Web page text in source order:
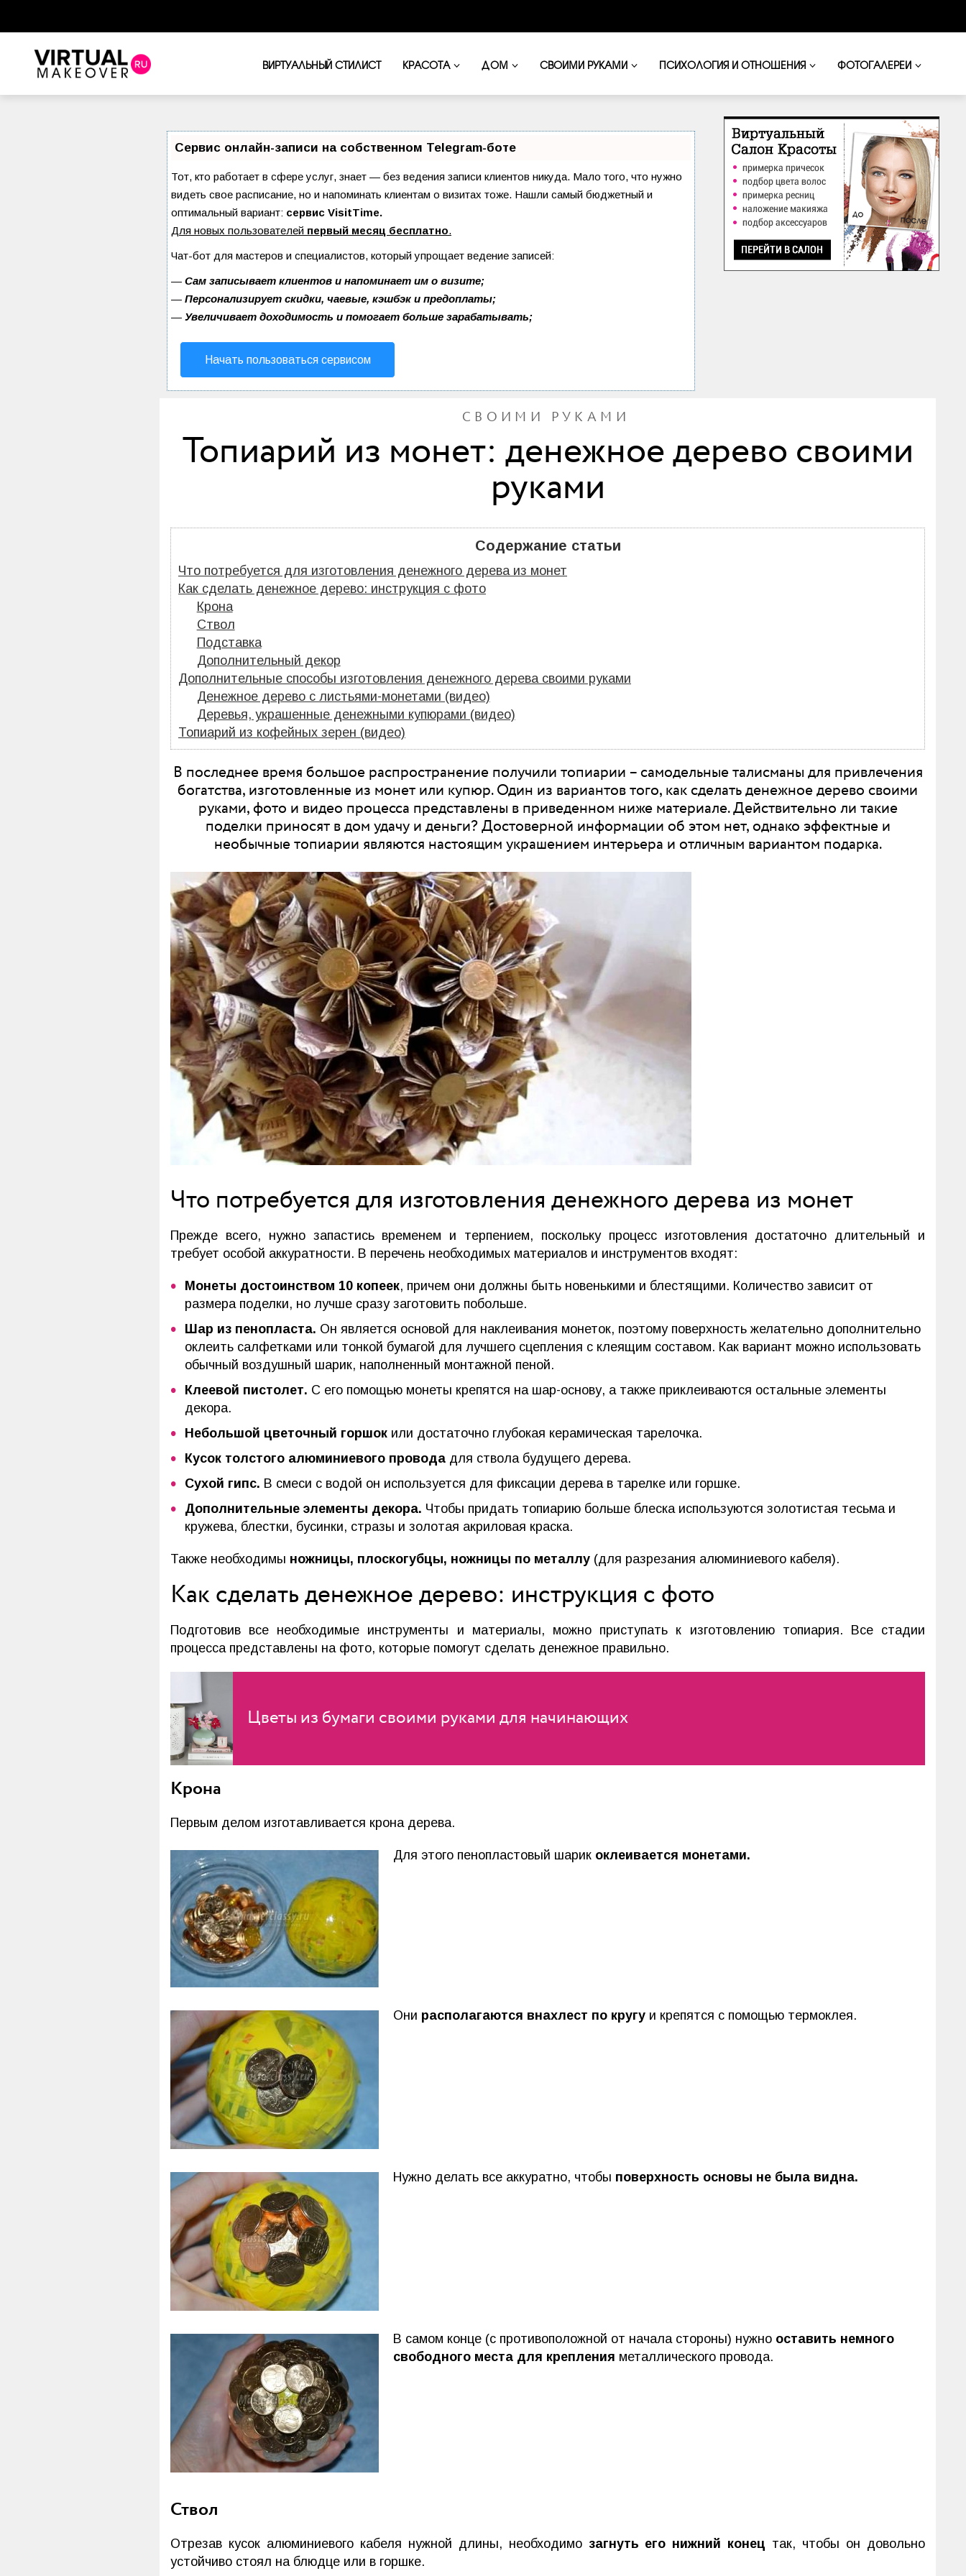
ВИРТУАЛЬНЫЙ СТИЛИСТ КРАСОТА ДОМ СВОИМИ РУКАМИ ПСИХОЛОГИЯ И ОТНОШЕНИЯ ФОТОГАЛЕРЕИ
Сервис онлайн-записи на собственном Telegram-боте
Тот, кто работает в сфере услуг, знает — без ведения записи клиентов никуда. Мало того, что нужно
видеть свое расписание, но и напоминать клиентам о визитах тоже. Нашли самый бюджетный и
оптимальный вариант: сервис VisitTime.
Для новых пользователей первый месяц бесплатно.
Чат-бот для мастеров и специалистов, который упрощает ведение записей:
— Сам записывает клиентов и напоминает им о визите;
— Персонализирует скидки, чаевые, кэшбэк и предоплаты;
— Увеличивает доходимость и помогает больше зарабатывать;
Начать пользоваться сервисом
СВОИМИ РУКАМИ
Топиарий из монет: денежное дерево своими
руками
Содержание статьи
Что потребуется для изготовления денежного дерева из монет
Как сделать денежное дерево: инструкция с фото
Крона
Ствол
Подставка
Дополнительный декор
Дополнительные способы изготовления денежного дерева своими руками
Денежное дерево с листьями-монетами (видео)
Деревья, украшенные денежными купюрами (видео)
Топиарий из кофейных зерен (видео)
В последнее время большое распространение получили топиарии – самодельные талисманы для привлечения
богатства, изготовленные из монет или купюр. Один из вариантов того, как сделать денежное дерево своими
руками, фото и видео процесса представлены в приведенном ниже материале. Действительно ли такие
поделки приносят в дом удачу и деньги? Достоверной информации об этом нет, однако эффектные и
необычные топиарии являются настоящим украшением интерьера и отличным вариантом подарка.
Что потребуется для изготовления денежного дерева из монет
Прежде всего, нужно запастись временем и терпением, поскольку процесс изготовления достаточно длительный и
требует особой аккуратности. В перечень необходимых материалов и инструментов входят:
Монеты достоинством 10 копеек, причем они должны быть новенькими и блестящими. Количество зависит от
размера поделки, но лучше сразу заготовить побольше.
Шар из пенопласта. Он является основой для наклеивания монеток, поэтому поверхность желательно дополнительно
оклеить салфетками или тонкой бумагой для лучшего сцепления с клеящим составом. Как вариант можно использовать
обычный воздушный шарик, наполненный монтажной пеной.
Клеевой пистолет. С его помощью монеты крепятся на шар-основу, а также приклеиваются остальные элементы
декора.
Небольшой цветочный горшок или достаточно глубокая керамическая тарелочка.
Кусок толстого алюминиевого провода для ствола будущего дерева.
Сухой гипс. В смеси с водой он используется для фиксации дерева в тарелке или горшке.
Дополнительные элементы декора. Чтобы придать топиарию больше блеска используются золотистая тесьма и
кружева, блестки, бусинки, стразы и золотая акриловая краска.
Также необходимы ножницы, плоскогубцы, ножницы по металлу (для разрезания алюминиевого кабеля).
Как сделать денежное дерево: инструкция с фото
Подготовив все необходимые инструменты и материалы, можно приступать к изготовлению топиария. Все стадии
процесса представлены на фото, которые помогут сделать денежное правильно.
Цветы из бумаги своими руками для начинающих
Крона
Первым делом изготавливается крона дерева.
Для этого пенопластовый шарик оклеивается монетами.
Они располагаются внахлест по кругу и крепятся с помощью термоклея.
Нужно делать все аккуратно, чтобы поверхность основы не была видна.
В самом конце (с противоположной от начала стороны) нужно оставить немного
свободного места для крепления металлического провода.
Ствол
Отрезав кусок алюминиевого кабеля нужной длины, необходимо загнуть его нижний конец так, чтобы он довольно
устойчиво стоял на блюдце или в горшке.